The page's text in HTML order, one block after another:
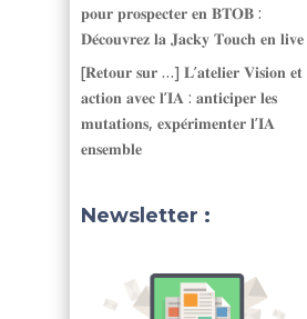
𝐩𝐨𝐮𝐫 𝐩𝐫𝐨𝐬𝐩𝐞𝐜𝐭𝐞𝐫 𝐞𝐧 𝐁𝐓𝐎𝐁 :
𝐃𝐞́𝐜𝐨𝐮𝐯𝐫𝐞𝐳 𝐥𝐚 𝐉𝐚𝐜𝐤𝐲 𝐓𝐨𝐮𝐜𝐡 𝐞𝐧 𝐥𝐢𝐯𝐞
[𝐑𝐞𝐭𝐨𝐮𝐫 𝐬𝐮𝐫 …] 𝐋’𝐚𝐭𝐞𝐥𝐢𝐞𝐫 𝐕𝐢𝐬𝐢𝐨𝐧 𝐞𝐭
𝐚𝐜𝐭𝐢𝐨𝐧 𝐚𝐯𝐞𝐜 𝐥’𝐈𝐀 : 𝐚𝐧𝐭𝐢𝐜𝐢𝐩𝐞𝐫 𝐥𝐞𝐬
𝐦𝐮𝐭𝐚𝐭𝐢𝐨𝐧𝐬, 𝐞𝐱𝐩𝐞́𝐫𝐢𝐦𝐞𝐧𝐭𝐞𝐫 𝐥’𝐈𝐀
𝐞𝐧𝐬𝐞𝐦𝐛𝐥𝐞
Newsletter :